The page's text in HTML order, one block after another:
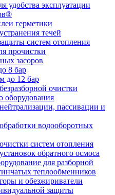
удобства эксплуатации
герметики
течей
систем отопления
прочистки
засоров
8 бар
до 12 бар
очистки
оборудования
пассивации и
водооборотных
систем отопления
обратного осмоса
для разборной
теплообменников
и обезжириватели
защиты